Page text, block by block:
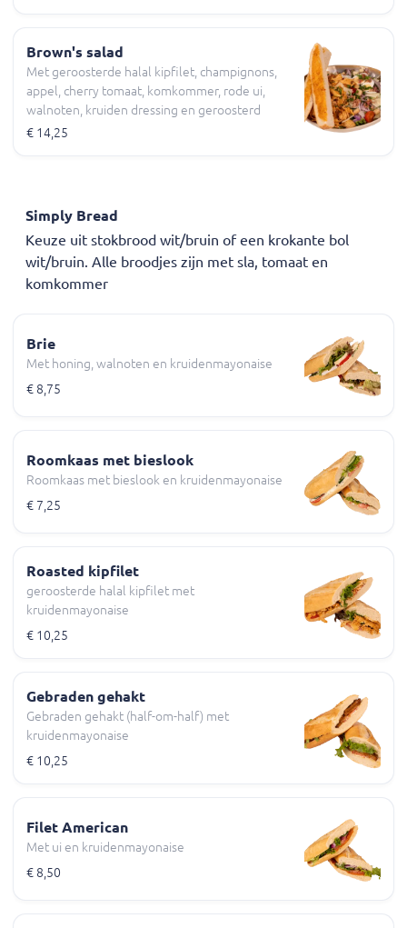
Brown's salad
Met geroosterde halal kipfilet, champignons,
appel, cherry tomaat, komkommer, rode ui,
walnoten, kruiden dressing en geroosterd
knoflookbrood
€ 14,25
Simply Bread
Keuze uit stokbrood wit/bruin of een krokante bol
wit/bruin. Alle broodjes zijn met sla, tomaat en
komkommer
Brie
Met honing, walnoten en kruidenmayonaise
€ 8,75
Roomkaas met bieslook
Roomkaas met bieslook en kruidenmayonaise
€ 7,25
Roasted kipfilet
geroosterde halal kipfilet met
kruidenmayonaise
€ 10,25
Gebraden gehakt
Gebraden gehakt (half-om-half) met
kruidenmayonaise
€ 10,25
Filet American
Met ui en kruidenmayonaise
€ 8,50